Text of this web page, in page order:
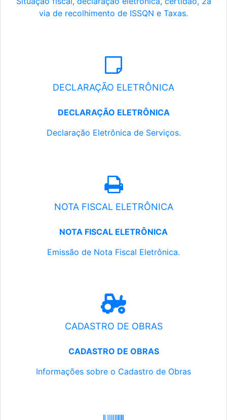
via de recolhimento de ISSQN e Taxas.
DECLARAÇÃO ELETRÔNICA
DECLARAÇÃO ELETRÔNICA
Declaração Eletrônica de Serviços.
NOTA FISCAL ELETRÔNICA
NOTA FISCAL ELETRÔNICA
Emissão de Nota Fiscal Eletrônica.
CADASTRO DE OBRAS
CADASTRO DE OBRAS
Informações sobre o Cadastro de Obras